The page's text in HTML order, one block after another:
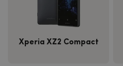
Xperia XZ2 Compact